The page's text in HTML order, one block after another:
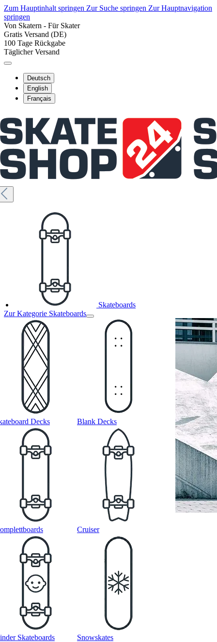
Zum Hauptinhalt springen Zur Suche springen Zur Hauptnavigation
springen
Von Skatern - Für Skater
Gratis Versand (DE)
100 Tage Rückgabe
Täglicher Versand
Deutsch
English
Français
Skateboards
Zur Kategorie Skateboards
Decks Blank Decks
Cruiser
Skateboards Snowskates